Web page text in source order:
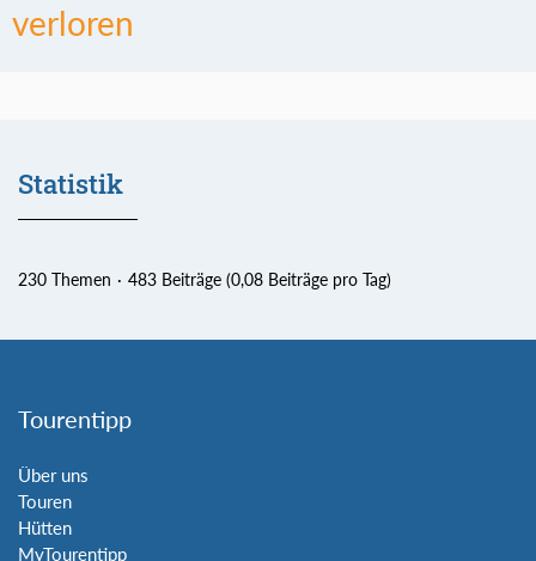
verloren
Statistik
230 Themen 483 Beiträge (0,08 Beiträge pro Tag)
Tourentipp
Über uns
Touren
Hütten
MyTourentipp